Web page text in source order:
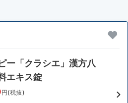
ー「クラシエ」漢方八
エキス錠
円(税抜)